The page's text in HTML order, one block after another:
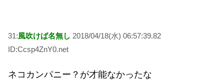
31:風吹けば名無し 2018/04/18(水) 06:57:39.82
ID:Ccsp4ZnY0.net
ネコカンパニー？が才能なかったな